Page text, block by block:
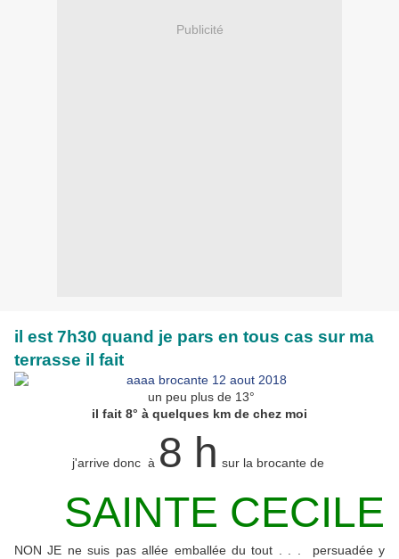
Publicité
il est 7h30 quand je pars en tous cas sur ma
terrasse il fait
un peu plus de 13°
il fait 8° à quelques km de chez moi
j'arrive donc à 8 h sur la brocante de
SAINTE CECILE
NON JE ne suis pas allée emballée du tout . . . persuadée y